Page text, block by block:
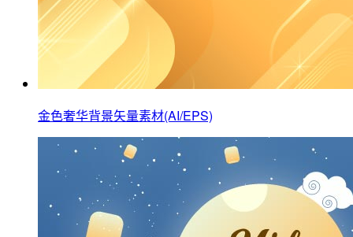
金色奢华背景矢量素材(AI/EPS)